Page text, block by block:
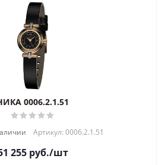
0006.2.1.51
Артикул: 0006.2.1.51
255руб./шт